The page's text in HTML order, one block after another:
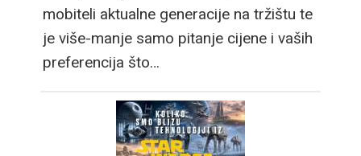
mobiteli aktualne generacije na tržištu te
je više-manje samo pitanje cijene i vaših
preferencija što…